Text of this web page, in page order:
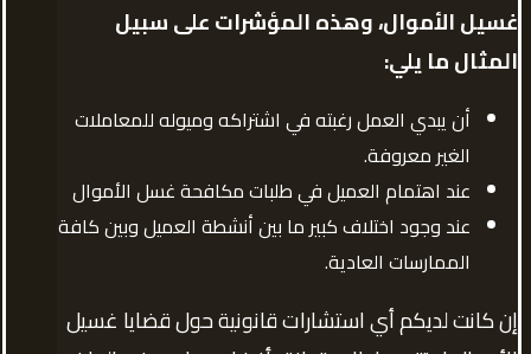
غسيل الأموال، وهذه المؤشرات على سبيل
المثال ما يلي:
أن يبدي العمل رغبته في اشتراكه وميوله للمعاملات
الغير معروفة.
عند اهتمام العميل في طلبات مكافحة غسل الأموال
عند وجود اختلاف كبير ما بين أنشطة العميل وبين كافة
الممارسات العادية.
إن كانت لديكم أي استشارات قانونية حول قضايا غسيل